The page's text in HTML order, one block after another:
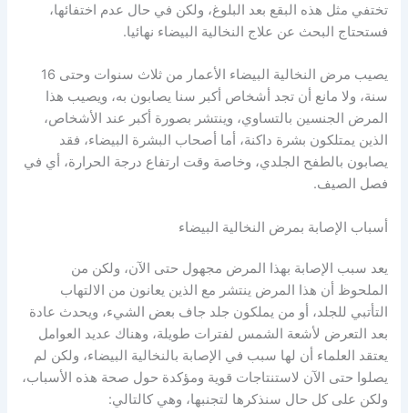
تختفي مثل هذه البقع بعد البلوغ، ولكن في حال عدم اختفائها،
فستحتاج البحث عن علاج النخالية البيضاء نهائيا.
يصيب مرض النخالية البيضاء الأعمار من ثلاث سنوات وحتى 16
سنة، ولا مانع أن تجد أشخاص أكبر سنا يصابون به، ويصيب هذا
المرض الجنسين بالتساوي، وينتشر بصورة أكبر عند الأشخاص،
الذين يمتلكون بشرة داكنة، أما أصحاب البشرة البيضاء، فقد
يصابون بالطفح الجلدي، وخاصة وقت ارتفاع درجة الحرارة، أي في
فصل الصيف.
أسباب الإصابة بمرض النخالية البيضاء
يعد سبب الإصابة بهذا المرض مجهول حتى الآن، ولكن من
الملحوظ أن هذا المرض ينتشر مع الذين يعانون من الالتهاب
التأتبي للجلد، أو من يملكون جلد جاف بعض الشيء، ويحدث عادة
بعد التعرض لأشعة الشمس لفترات طويلة، وهناك عديد العوامل
يعتقد العلماء أن لها سبب في الإصابة بالنخالية البيضاء، ولكن لم
يصلوا حتى الآن لاستنتاجات قوية ومؤكدة حول صحة هذه الأسباب،
ولكن على كل حال سنذكرها لتجنبها، وهي كالتالي: